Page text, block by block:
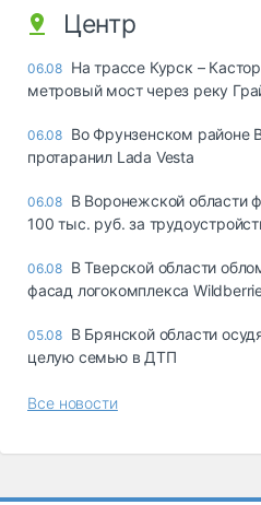
Центр
06.08 На трассе Курск –
метровый мост через реку
06.08 Во Фрунзенском районе
протаранил Lada Vesta
06.08 В Воронежской области
100 тыс. руб. за
06.08 В Тверской области
фасад логокомплекса
05.08 В Брянской области
целую семью в ДТП
Все новости